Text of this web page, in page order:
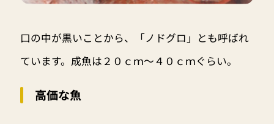
口の中が黒いことから、「ノドグロ」とも呼ばれ
ています。成魚は２０ｃｍ～４０ｃｍぐらい。
高価な魚